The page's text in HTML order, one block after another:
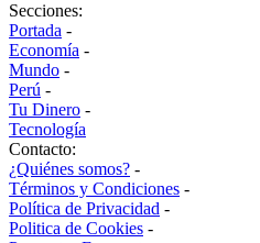
Secciones:
Portada -
Economía -
Mundo -
Perú -
Tu Dinero -
Tecnología
Contacto:
¿Quiénes somos? -
Términos y Condiciones -
Política de Privacidad -
Politica de Cookies -